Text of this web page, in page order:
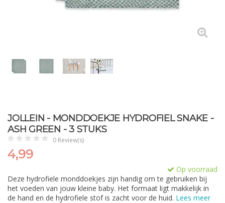
JOLLEIN - MONDDOEKJE HYDROFIEL SNAKE -
ASH GREEN - 3 STUKS
0 Review(s)
4,99
Op voorraad
Deze hydrofiele monddoekjes zijn handig om te gebruiken bij
het voeden van jouw kleine baby. Het formaat ligt makkelijk in
de hand en de hydrofiele stof is zacht voor de huid. Lees meer